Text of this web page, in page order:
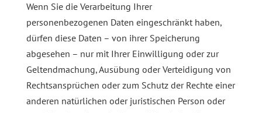
Wenn Sie die Verarbeitung Ihrer
personenbezogenen Daten eingeschränkt haben,
dürfen diese Daten – von ihrer Speicherung
abgesehen – nur mit Ihrer Einwilligung oder zur
Geltendmachung, Ausübung oder Verteidigung von
Rechtsansprüchen oder zum Schutz der Rechte einer
anderen natürlichen oder juristischen Person oder